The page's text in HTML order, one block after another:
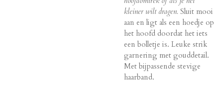
kleiner wilt dragen. Sluit mooi
aan en ligt als een hoedje op
het hoofd doordat het iets
een bolletje is. Leuke strik
garnering met gouddetail.
Met bijpassende stevige
haarband.